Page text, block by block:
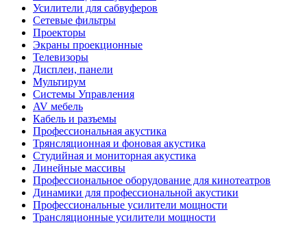
Усилители для сабвуферов
Сетевые фильтры
Проекторы
Экраны проекционные
Телевизоры
Дисплеи, панели
Мультирум
Системы Управления
AV мебель
Кабель и разъемы
Профессиональная акустика
Трянсляционная и фоновая акустика
Студийная и мониторная акустика
Линейные массивы
Профессиональное оборудование для кинотеатров
Динамики для профессиональной акустики
Профессиональные усилители мощности
Трансляционные усилители мощности